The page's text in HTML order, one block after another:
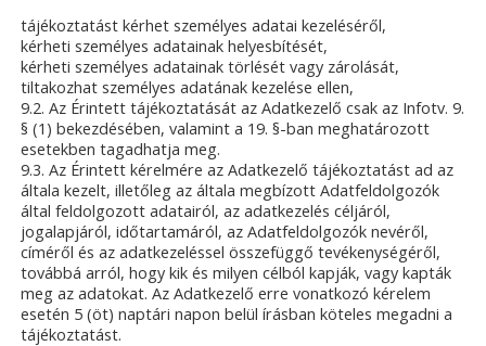
tájékoztatást kérhet személyes adatai kezeléséről,
kérheti személyes adatainak helyesbítését,
kérheti személyes adatainak törlését vagy zárolását,
tiltakozhat személyes adatának kezelése ellen,
9.2. Az Érintett tájékoztatását az Adatkezelő csak az Infotv. 9.
§ (1) bekezdésében, valamint a 19. §-ban meghatározott
esetekben tagadhatja meg.
9.3. Az Érintett kérelmére az Adatkezelő tájékoztatást ad az
általa kezelt, illetőleg az általa megbízott Adatfeldolgozók
által feldolgozott adatairól, az adatkezelés céljáról,
jogalapjáról, időtartamáról, az Adatfeldolgozók nevéről,
címéről és az adatkezeléssel összefüggő tevékenységéről,
továbbá arról, hogy kik és milyen célból kapják, vagy kapták
meg az adatokat. Az Adatkezelő erre vonatkozó kérelem
esetén 5 (öt) naptári napon belül írásban köteles megadni a
tájékoztatást.